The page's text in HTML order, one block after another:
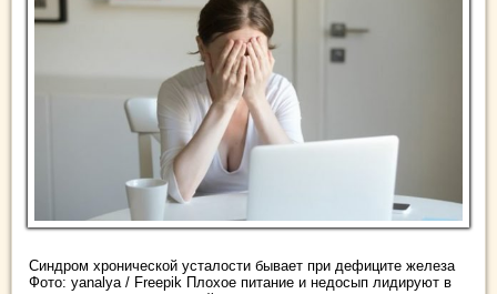
Синдром хронической усталости бывает при дефиците железа
Фото: yanalya / Freepik Плохое питание и недосып лидируют в